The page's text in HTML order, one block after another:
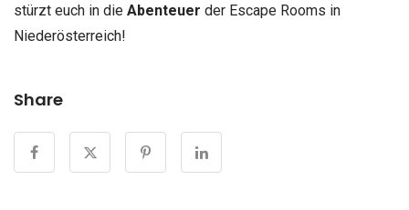
stürzt euch in die Abenteuer der Escape Rooms in
Niederösterreich!
Share